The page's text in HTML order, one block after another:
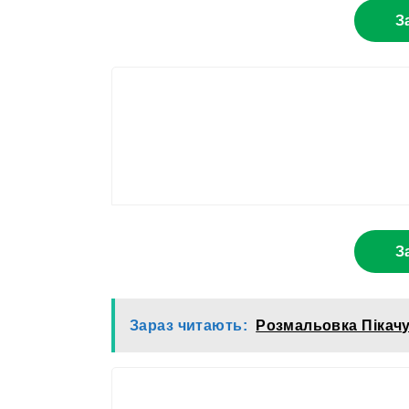
Зараз читають: Розмальовка